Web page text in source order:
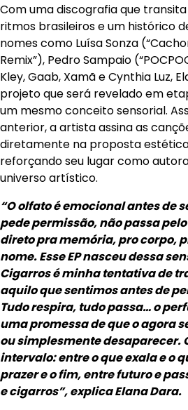
Com uma discografia que transita
ritmos brasileiros e um histórico
nomes como Luísa Sonza
Remix”), Pedro Sampaio
Kley, Gaab, Xamã e Cynthia Luz,
projeto que será revelado em
um mesmo conceito sensorial.
anterior, a artista assina as
diretamente na proposta
reforçando seu lugar como
universo artístico.
“O olfato é emocional antes de
pede permissão, não passa
direto pra memória, pro corpo,
nome. Esse EP nasceu dessa
Cigarros é minha tentativa de
aquilo que sentimos antes de
Tudo respira, tudo passa… o
uma promessa de que o agora
ou simplesmente desaparecer.
intervalo: entre o que exala e o
prazer e o fim, entre futuro e
e cigarros”, explica Elana Dara.